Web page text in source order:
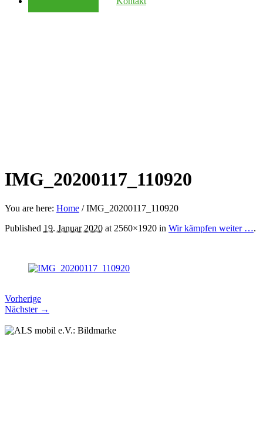
IMG_20200117_110920
You are here: Home /IMG_20200117_110920
Published 19. Januar 2020 at 2560×1920 in Wir kämpfen weiter ….
Vorherige
Nächster →